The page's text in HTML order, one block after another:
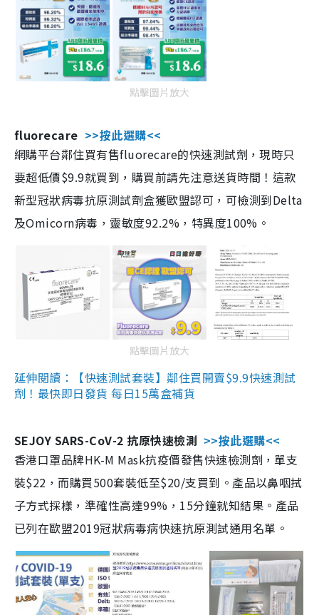
點擊圖片放大
fluorecare >>按此選購<<
網購平台鄰住買有售fluorecare的快速測試劑，現時只
要超低價$9.9就買到，購買前請先注意送貨時間！這款
新型冠狀病毒抗原測試劑盒獲歐盟認可，可檢測到Delta
及Omicorn病毒，靈敏度92.2%，特異度100%。
點擊圖片放大
延伸閱讀：【快速測試套裝】鄰住買開賣$9.9快速測試
劑！最快即日發貨 每日15萬盒補貨
SEJOY SARS-CoV-2 抗原快速檢測 >>按此選購<<
香港口罩品牌HK-M Mask抗疫價發售快速檢測劑，單支
裝$22，而購買500套裝低至$20/支買到。產品以鼻咽拭
子方式採樣，準確性高達99%，15分鐘就知結果。產品
已列在歐盟2019冠狀病毒病快速抗原測試通用名單。